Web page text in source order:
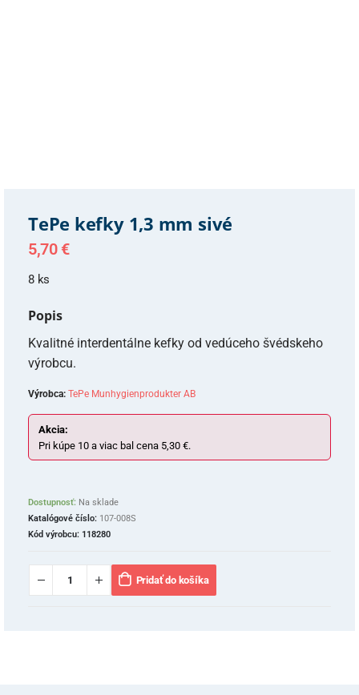
TePe kefky 1,3 mm sivé
5,70 €
8 ks
Popis
Kvalitné interdentálne kefky od vedúceho švédskeho
výrobcu.
Výrobca: TePe Munhygienprodukter AB
Akcia:
Pri kúpe 10 a viac bal cena 5,30 €.
Dostupnosť: Na sklade
Katalógové číslo: 107-008S
Kód výrobcu: 118280
Pridať do košíka